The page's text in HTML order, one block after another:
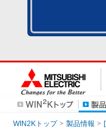
WIN2Kトップ 製品情報